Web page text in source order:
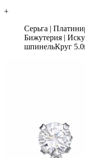
+
Серьга |
Бижутерия |
шпинельКруг